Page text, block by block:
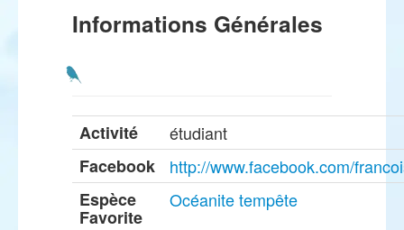
Informations Générales
Activité
étudiant
Facebook
http://www.facebook.com/
Espèce
Favorite
Océanite tempête